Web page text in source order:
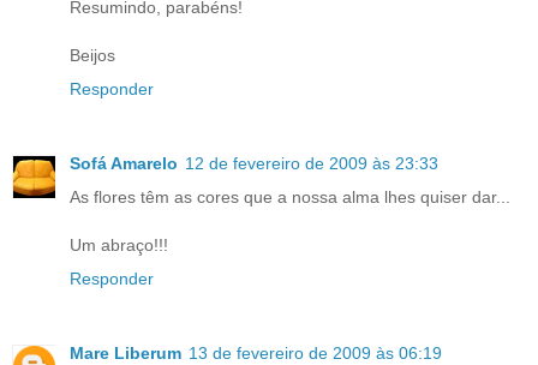
Resumindo, parabéns!
Beijos
Responder
Sofá Amarelo 12 de fevereiro de 2009 às 23:33
As flores têm as cores que a nossa alma lhes quiser dar...
Um abraço!!!
Responder
Mare Liberum 13 de fevereiro de 2009 às 06:19